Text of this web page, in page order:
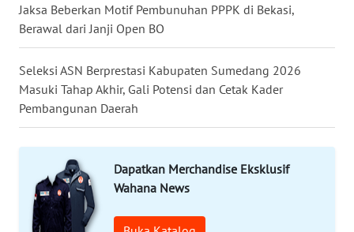
Jaksa Beberkan Motif Pembunuhan PPPK di Bekasi,
Berawal dari Janji Open BO
Seleksi ASN Berprestasi Kabupaten Sumedang 2026
Masuki Tahap Akhir, Gali Potensi dan Cetak Kader
Pembangunan Daerah
Dapatkan Merchandise Eksklusif
Wahana News
WN
NIAS
WN
LANGKAT
TAPANULI
SELATAN
WN